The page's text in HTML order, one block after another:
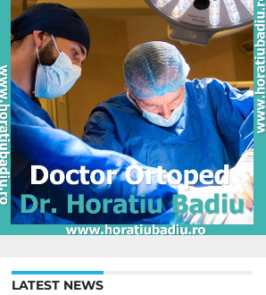
LATEST NEWS